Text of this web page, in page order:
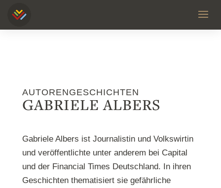
AUTORENGESCHICHTEN
GABRIELE ALBERS
Gabriele Albers ist Journalistin und Volkswirtin
und veröffentlichte unter anderem bei Capital
und der Financial Times Deutschland. In ihren
Geschichten thematisiert sie gefährliche